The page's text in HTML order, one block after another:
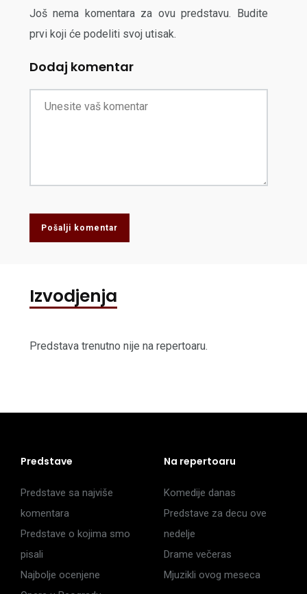
Još nema komentara za ovu predstavu. Budite
prvi koji će podeliti svoj utisak.
Dodaj komentar
Pošalji komentar
Izvodjenja
Predstava trenutno nije na repertoaru.
Predstave
Predstave sa najviše
komentara
Predstave o kojima smo
pisali
Najbolje ocenjene
Na repertoaru
Komedije danas
Predstave za decu ove
nedelje
Drame večeras
Mjuzikli ovog meseca